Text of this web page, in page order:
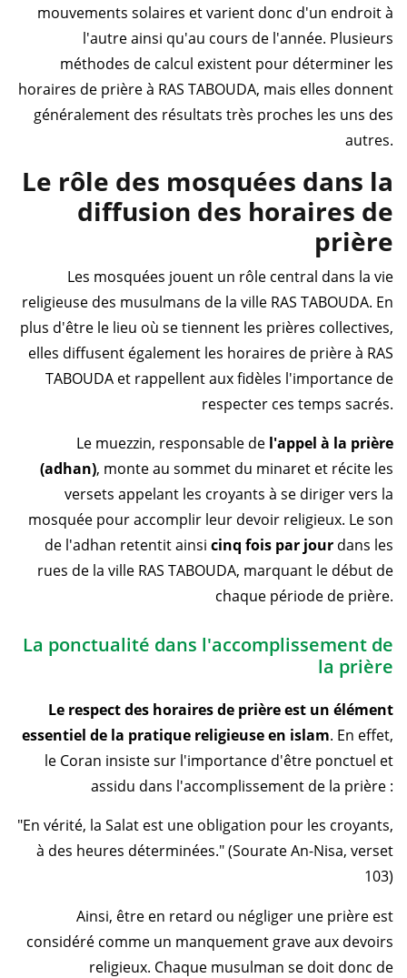
mouvements solaires et varient donc d'un endroit à
l'autre ainsi qu'au cours de l'année. Plusieurs
méthodes de calcul existent pour déterminer les
horaires de prière à RAS TABOUDA, mais elles donnent
généralement des résultats très proches les uns des
autres.
Le rôle des mosquées dans la
diffusion des horaires de
prière
Les mosquées jouent un rôle central dans la vie
religieuse des musulmans de la ville RAS TABOUDA. En
plus d'être le lieu où se tiennent les prières collectives,
elles diffusent également les horaires de prière à RAS
TABOUDA et rappellent aux fidèles l'importance de
respecter ces temps sacrés.
Le muezzin, responsable de l'appel à la prière
(adhan), monte au sommet du minaret et récite les
versets appelant les croyants à se diriger vers la
mosquée pour accomplir leur devoir religieux. Le son
de l'adhan retentit ainsi cinq fois par jour dans les
rues de la ville RAS TABOUDA, marquant le début de
chaque période de prière.
La ponctualité dans l'accomplissement de
la prière
Le respect des horaires de prière est un élément
essentiel de la pratique religieuse en islam. En effet,
le Coran insiste sur l'importance d'être ponctuel et
assidu dans l'accomplissement de la prière :
"En vérité, la Salat est une obligation pour les croyants,
à des heures déterminées." (Sourate An-Nisa, verset
103)
Ainsi, être en retard ou négliger une prière est
considéré comme un manquement grave aux devoirs
religieux. Chaque musulman se doit donc de